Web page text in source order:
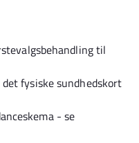
til
fysiske sundhedskort
- se